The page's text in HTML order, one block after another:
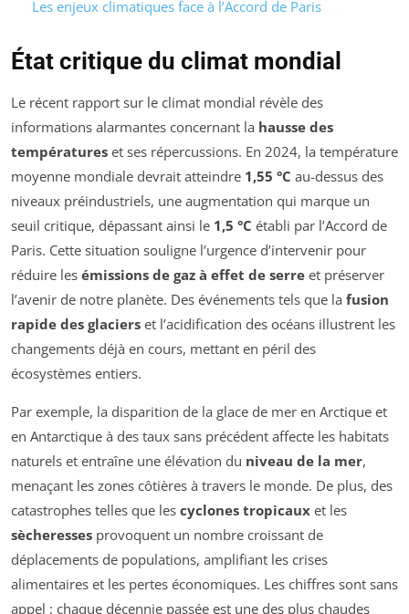
Les enjeux climatiques face à l’Accord de Paris
État critique du climat mondial
Le récent rapport sur le climat mondial révèle des
informations alarmantes concernant la hausse des
températures et ses répercussions. En 2024, la température
moyenne mondiale devrait atteindre 1,55 °C au-dessus des
niveaux préindustriels, une augmentation qui marque un
seuil critique, dépassant ainsi le 1,5 °C établi par l’Accord de
Paris. Cette situation souligne l’urgence d’intervenir pour
réduire les émissions de gaz à effet de serre et préserver
l’avenir de notre planète. Des événements tels que la fusion
rapide des glaciers et l’acidification des océans illustrent les
changements déjà en cours, mettant en péril des
écosystèmes entiers.
Par exemple, la disparition de la glace de mer en Arctique et
en Antarctique à des taux sans précédent affecte les habitats
naturels et entraîne une élévation du niveau de la mer,
menaçant les zones côtières à travers le monde. De plus, des
catastrophes telles que les cyclones tropicaux et les
sècheresses provoquent un nombre croissant de
déplacements de populations, amplifiant les crises
alimentaires et les pertes économiques. Les chiffres sont sans
appel : chaque décennie passée est une des plus chaudes